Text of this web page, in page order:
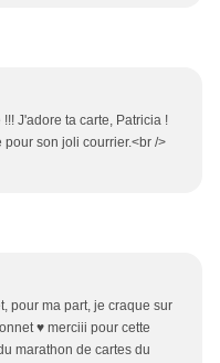
J'adore ta carte, Patricia !
son joli courrier.<br />
pour ma part, je craque sur
♥ merciii pour cette
marathon de cartes du